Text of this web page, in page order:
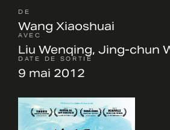
DE
Wang Xiaoshuai
AVEC
Liu Wenqing, Jing-chun
DATE DE SORTIE
9 mai 2012